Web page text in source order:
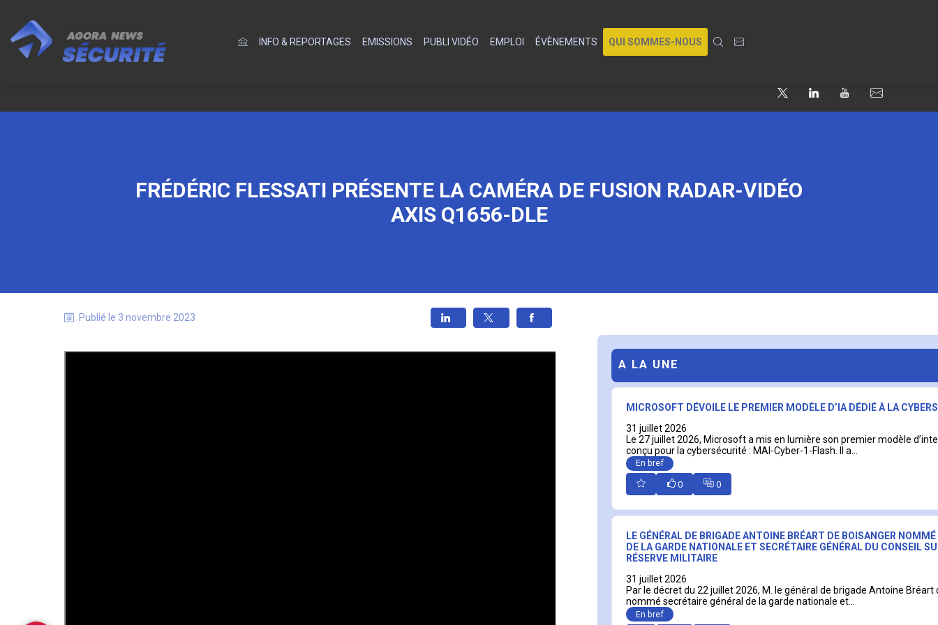
INFO & REPORTAGES EMISSIONS PUBLI VIDÉO EMPLOI ÉVÈNEMENTS QUI SOMMES-NOUS
FRÉDÉRIC FLESSATI PRÉSENTE LA CAMÉRA DE FUSION RADAR-VIDÉO
AXIS Q1656-DLE
Publié le 3 novembre 2023
A LA UNE
MICROSOFT DÉVOILE LE PREMIER MODÈLE D’IA DÉDIÉ À LA
31 juillet 2026
Le 27 juillet 2026, Microsoft a mis en lumière son premier modèle
conçu pour la cybersécurité : MAI-Cyber-1-Flash. Il a...
En bref
0 0
LE GÉNÉRAL DE BRIGADE ANTOINE BRÉART DE BOISANGER
DE LA GARDE NATIONALE ET SECRÉTAIRE GÉNÉRAL DU CONSEIL
RÉSERVE MILITAIRE
31 juillet 2026
Par le décret du 22 juillet 2026, M. le général de brigade Antoine Bréart
nommé secrétaire général de la garde nationale et...
En bref